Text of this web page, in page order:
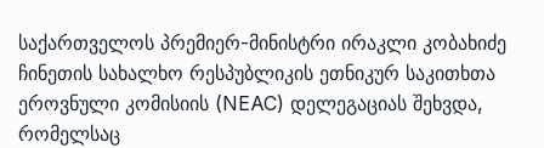
საქართველოს პრემიერ-მინისტრი ირაკლი კობახიძე
ჩინეთის სახალხო რესპუბლიკის ეთნიკურ საკითხთა
ეროვნული კომისიის (NEAC) დელეგაციას შეხვდა,
რომელსაც